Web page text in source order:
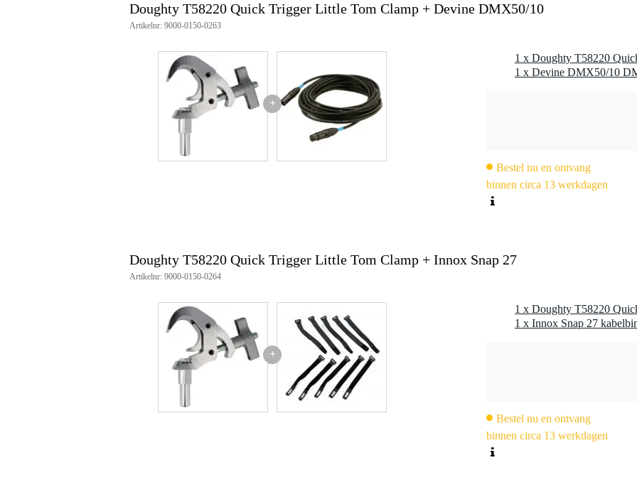
spigot: Ø19 mm (0.75")
materiaal hoofdlichaam: AW6082 T6 aluminium
materiaal rolpinnen: roestvrij staal
materiaal spigot: AW6082 T6 aluminium
maximale aandraaimoment: handvast draaien
veilige werklast (WLL): 250 kg (verticaal)
gewicht: 0.80 kg (1.77 lbs)
veiligheidsfactor: 5:1
goedkeuring: TÜV goedgekeurd
artikelnummer: T58220
geschikt voor truss-systemen met een buisdiameter van 38-51 mm
Doughty T58220 Quick Trigger Little Tom Clamp + Devine DMX50/10
Artikelnr: 9000-0150-0263
+
1 x Doughty T58220
Bestel nu en ontvang
binnen circa 13 werkdagen
Doughty T58220 Quick Trigger Little Tom Clamp + Innox Snap 27
Artikelnr: 9000-0150-0264
+
1 x Doughty T58220
Bestel nu en ontvang
binnen circa 13 werkdagen